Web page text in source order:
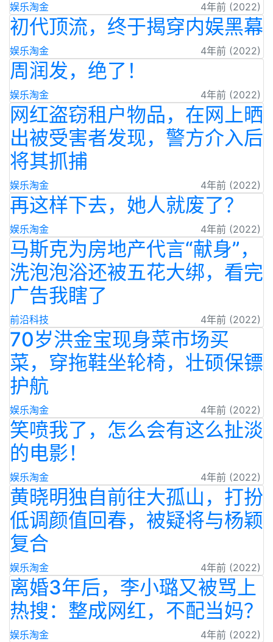
娱乐淘金 4年前 (2022)
初代顶流，终于揭穿内娱黑幕
娱乐淘金 4年前 (2022)
周润发，绝了！
娱乐淘金 4年前 (2022)
网红盗窃租户物品，在网上晒
出被受害者发现，警方介入后
将其抓捕
娱乐淘金 4年前 (2022)
再这样下去，她人就废了？
娱乐淘金 4年前 (2022)
马斯克为房地产代言“献身”，
洗泡泡浴还被五花大绑，看完
广告我瞎了
前沿科技 4年前 (2022)
70岁洪金宝现身菜市场买
菜，穿拖鞋坐轮椅，壮硕保镖
护航
娱乐淘金 4年前 (2022)
笑喷我了，怎么会有这么扯淡
的电影！
娱乐淘金 4年前 (2022)
黄晓明独自前往大孤山，打扮
低调颜值回春，被疑将与杨颖
复合
娱乐淘金 4年前 (2022)
离婚3年后，李小璐又被骂上
热搜：整成网红，不配当妈？
娱乐淘金 4年前 (2022)